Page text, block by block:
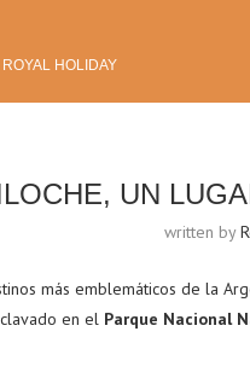
HOLIDAY
UN
written by
más emblemáticos de la
en el Parque Nacional